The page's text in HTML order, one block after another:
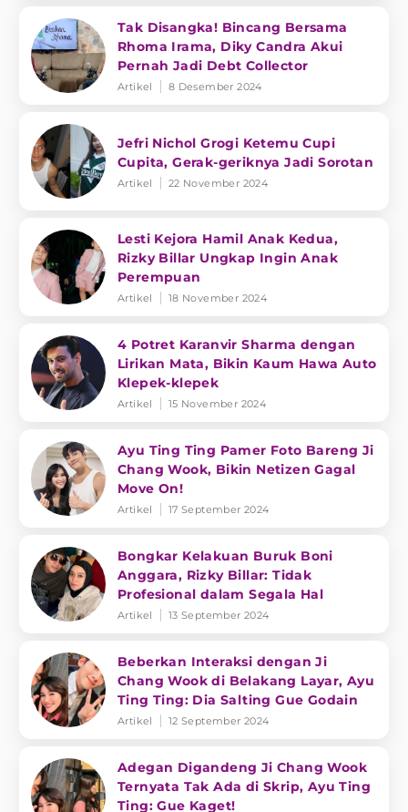
Tak Disangka! Bincang Bersama
Rhoma Irama, Diky Candra Akui
Pernah Jadi Debt Collector
Artikel 8 Desember 2024
Jefri Nichol Grogi Ketemu Cupi
Cupita, Gerak-geriknya Jadi Sorotan
Artikel 22 November 2024
Lesti Kejora Hamil Anak Kedua,
Rizky Billar Ungkap Ingin Anak
Perempuan
Artikel 18 November 2024
4 Potret Karanvir Sharma dengan
Lirikan Mata, Bikin Kaum Hawa Auto
Klepek-klepek
Artikel 15 November 2024
Ayu Ting Ting Pamer Foto Bareng Ji
Chang Wook, Bikin Netizen Gagal
Move On!
Artikel 17 September 2024
Bongkar Kelakuan Buruk Boni
Anggara, Rizky Billar: Tidak
Profesional dalam Segala Hal
Artikel 13 September 2024
Beberkan Interaksi dengan Ji
Chang Wook di Belakang Layar, Ayu
Ting Ting: Dia Salting Gue Godain
Artikel 12 September 2024
Adegan Digandeng Ji Chang Wook
Ternyata Tak Ada di Skrip, Ayu Ting
Ting: Gue Kaget!